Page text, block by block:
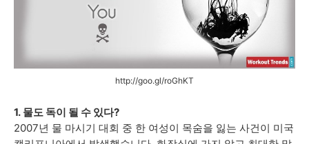
http://goo.gl/roGhKT
1. 물도 독이 될 수 있다?
2007년 물 마시기 대회 중 한 여성이 목숨을 잃는 사건이 미국